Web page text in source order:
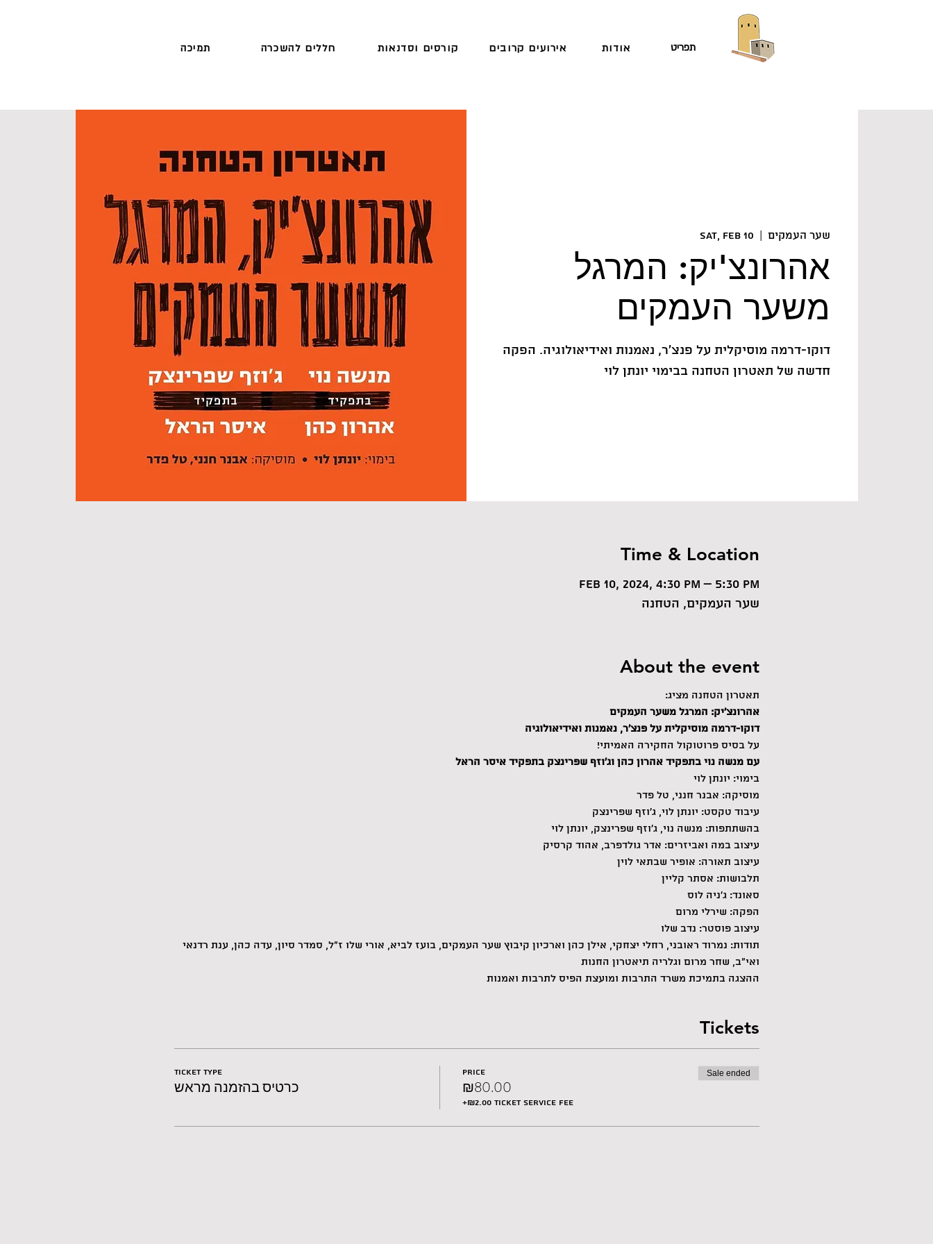
תמיכה חללים להשכרה קורסים וסדנאות אירועים קרובים אודות תפריט
Sat, Feb 10 שער העמקים
אהרונצ'יק: המרגל
משער העמקים
דוקו-דרמה מוסיקלית על פנצ'ר, נאמנות ואידיאולוגיה. הפקה
חדשה של תאטרון הטחנה בבימוי יונתן לוי
Time & Location
Feb 10, 2024, 4:30 PM – 5:30 PM
שער העמקים, הטחנה
About the event
תאטרון הטחנה מציג:
אהרונצ'יק: המרגל משער העמקים
דוקו-דרמה מוסיקלית על פנצ'ר, נאמנות ואידיאולוגיה
על בסיס פרוטוקול החקירה האמיתי!
עם מנשה נוי בתפקיד אהרון כהן וג'וזף שפרינצק בתפקיד איסר הראל
בימוי: יונתן לוי
מוסיקה: אבנר חנני, טל פדר
עיבוד טקסט: יונתן לוי, ג׳וזף שפרינצק
בהשתתפות: מנשה נוי, ג׳וזף שפרינצק, יונתן לוי
עיצוב במה ואביזרים: אדר גולדפרב, אהוד קרסיק
עיצוב תאורה: אופיר שבתאי לוין
תלבושות: אסתר קליין
סאונד: ג'ניה לוס
הפקה: שירלי מרום
עיצוב פוסטר: נדב שלו
תודות: נמרוד ראובני, רחלי יצחקי, אילן כהן וארכיון קיבוץ שער העמקים, בועז לביא, אורי שלו ז״ל, סמדר סיון, עדה כהן, ענת רדנאי
ואי״ב, שחר מרום וגלריה תיאטרון החנות
ההצגה בתמיכת משרד התרבות ומועצת הפיס לתרבות ואמנות
Tickets
Ticket type
כרטיס בהזמנה מראש
Price
₪80.00
+₪2.00 ticket service fee
Sale ended